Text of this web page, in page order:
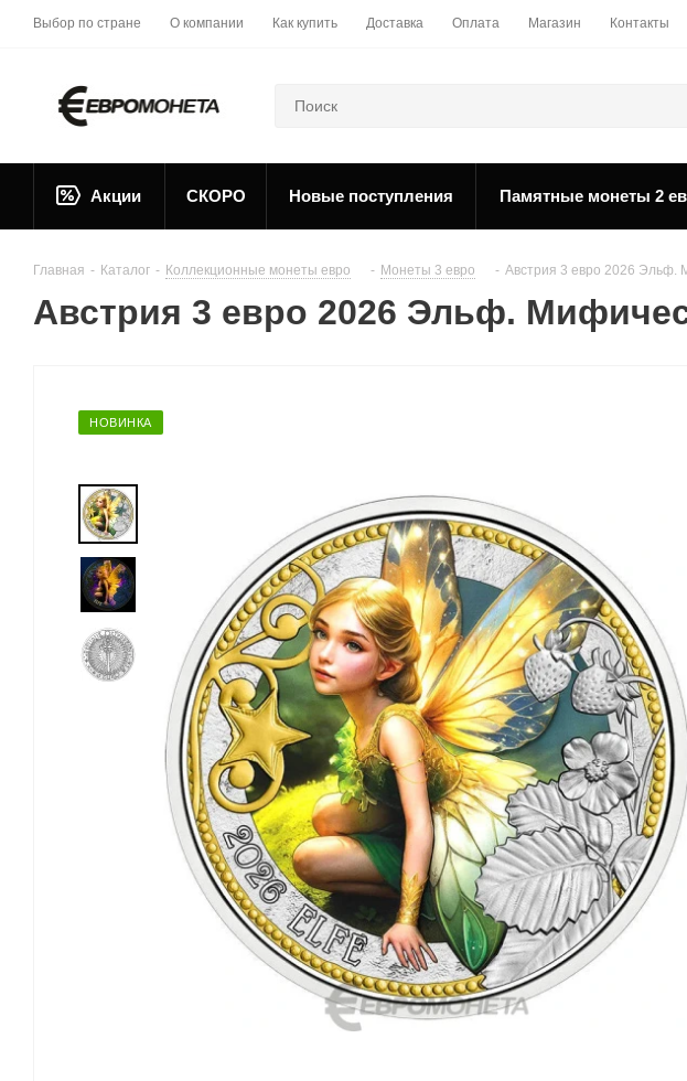
Выбор по стране О компании Как купить Доставка Оплата Магазин Контакты
Акции СКОРО Новые поступления Памятные монеты 2
Главная - Каталог - Коллекционные монеты евро - Монеты 3 евро - Австрия 3 евро 2026 Эльф.
Австрия 3 евро 2026 Эльф.
НОВИНКА